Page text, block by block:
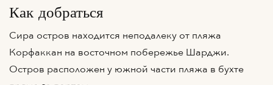
Как добраться
Сира остров находится неподалеку от пляжа
Корфаккан на восточном побережье Шарджи.
Остров расположен у южной части пляжа в бухте